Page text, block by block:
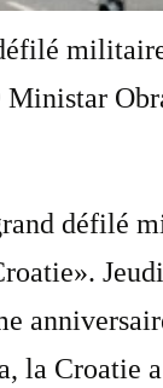
Ministar
défilé
la Croatie